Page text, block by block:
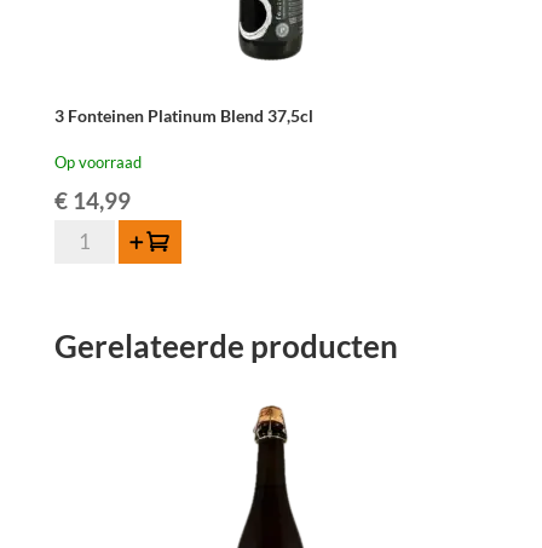
3 Fonteinen Platinum Blend 37,5cl
Op voorraad
€14,99
Fonteinen
37,5cl
Toevoegen
Gerelateerde producten